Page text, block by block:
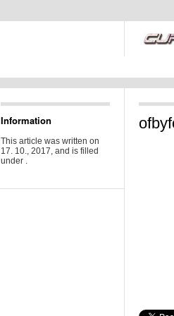
Information
This article was written on
17. 10., 2017, and is filled
under .